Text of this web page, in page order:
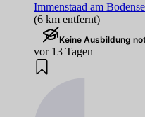
Immenstaad am
(6 km entfernt)
Keine Ausbildung
vor 13 Tagen